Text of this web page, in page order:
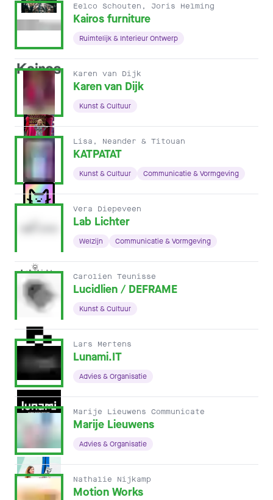
Eelco Schouten, Joris Helming
Kairos furniture
Ruimtelijk & Interieur Ontwerp
Karen van Dijk
Karen van Dijk
Kunst & Cultuur
Lisa, Neander & Titouan
KATPATAT
Kunst & Cultuur Communicatie & Vormgeving
Vera Diepeveen
Lab Lichter
Welzijn Communicatie & Vormgeving
Carolien Teunisse
Lucidlien / DEFRAME
Kunst & Cultuur
Lars Mertens
Lunami.IT
Advies & Organisatie
Marije Lieuwens Communicate
Marije Lieuwens
Advies & Organisatie
Nathalie Nijkamp
Motion Works